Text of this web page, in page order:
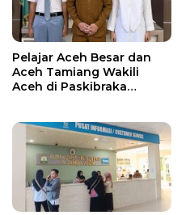
Pelajar Aceh Besar dan
Aceh Tamiang Wakili
Aceh di Paskibraka